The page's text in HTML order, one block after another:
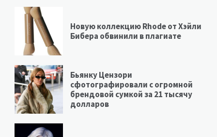
Новую коллекцию Rhode от Хэйли
Бибера обвинили в плагиате
Бьянку Цензори
сфотографировали с огромной
брендовой сумкой за 21 тысячу
долларов